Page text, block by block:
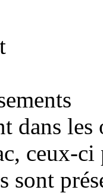
dans les
ceux-
sont